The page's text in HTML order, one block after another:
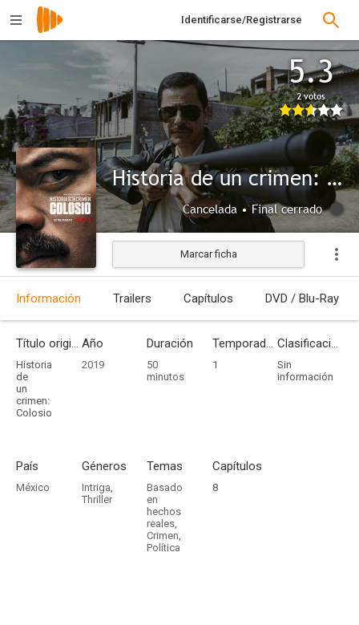
Identificarse/Registrarse
5.3
2 votos
Historia de un crimen: Colosio
Cancelada • Final cerrado
Marcar ficha
Información Trailers Capítulos DVD / Blu-Ray
Título original
Historia
de
un
crimen:
Colosio
Año
2019
Duración
50
minutos
Temporadas
1
Clasificación por edades
Sin
información
País
México
Géneros
Intriga,
Thriller
Temas
Basado
en
hechos
reales,
Crimen,
Política
Capítulos
8